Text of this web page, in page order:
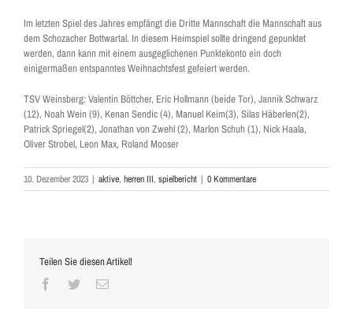
Im letzten Spiel des Jahres empfängt die Dritte Mannschaft die Mannschaft aus
dem Schozacher Bottwartal. In diesem Heimspiel sollte dringend gepunktet
werden, dann kann mit einem ausgeglichenen Punktekonto ein doch
einigermaßen entspanntes Weihnachtsfest gefeiert werden.
TSV Weinsberg: Valentin Böttcher, Eric Hollmann (beide Tor), Jannik Schwarz
(12), Noah Wein (9), Kenan Sendic (4), Manuel Keim(3), Silas Häberlen(2),
Patrick Spriegel(2), Jonathan von Zwehl (2), Marlon Schuh (1), Nick Haala,
Oliver Strobel, Leon Max, Roland Mooser
10. Dezember 2023 | aktive, herren III, spielbericht | 0 Kommentare
Teilen Sie diesen Artikel!
Facebook
TwitterE-